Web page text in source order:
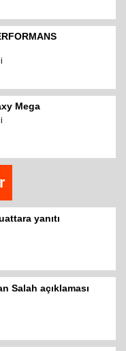
Mega
yanıtı
Salah açıklaması